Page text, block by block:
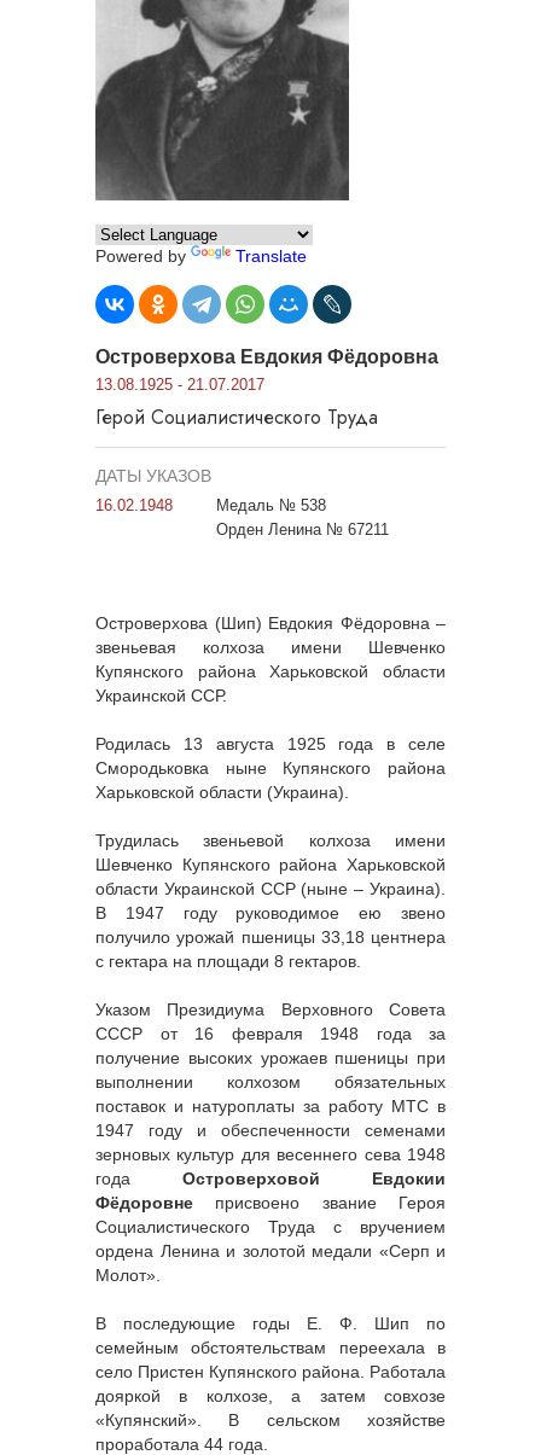
Powered by Translate
Островерхова Евдокия Фёдоровна
13.08.1925 - 21.07.2017
Герой Социалистического Труда
ДАТЫ УКАЗОВ
16.02.1948
Медаль № 538
Орден Ленина № 67211
Островерхова (Шип) Евдокия Фёдоровна –
звеньевая колхоза имени Шевченко
Купянского района Харьковской области
Украинской ССР.
Родилась 13 августа 1925 года в селе
Смородьковка ныне Купянского района
Харьковской области (Украина).
Трудилась звеньевой колхоза имени
Шевченко Купянского района Харьковской
области Украинской ССР (ныне – Украина).
В 1947 году руководимое ею звено
получило урожай пшеницы 33,18 центнера
с гектара на площади 8 гектаров.
Указом Президиума Верховного Совета
СССР от 16 февраля 1948 года за
получение высоких урожаев пшеницы при
выполнении колхозом обязательных
поставок и натуроплаты за работу МТС в
1947 году и обеспеченности семенами
зерновых культур для весеннего сева 1948
года Островерховой Евдокии
Фёдоровне присвоено звание Героя
Социалистического Труда с вручением
ордена Ленина и золотой медали «Серп и
Молот».
В последующие годы Е. Ф. Шип по
семейным обстоятельствам переехала в
село Пристен Купянского района. Работала
дояркой в колхозе, а затем совхозе
«Купянский». В сельском хозяйстве
проработала 44 года.